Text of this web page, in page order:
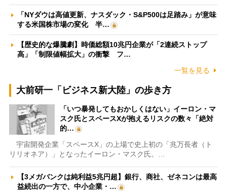
「NYダウは高値更新、ナスダック・S&P500は足踏み」が意味
する米国株市場の変化 半…
【歴史的な爆騰劇】時価総額10兆円企業が「2連続ストップ
高」「制限値幅拡大」の衝撃 フ…
一覧を見る
大前研一「ビジネス新大陸」の歩き方
「いつ暴発してもおかしくはない」イーロン・マ
スク氏とスペースXが抱えるリスクの数々「絶対
的…
宇宙開発企業「スペースX」の上場で史上初の「兆万長者（ト
リリオネア）」となったイーロン・マスク氏。…
【3メガバンクは純利益5兆円超】銀行、商社、ゼネコンは最高
益続出の一方で、中小企業・…